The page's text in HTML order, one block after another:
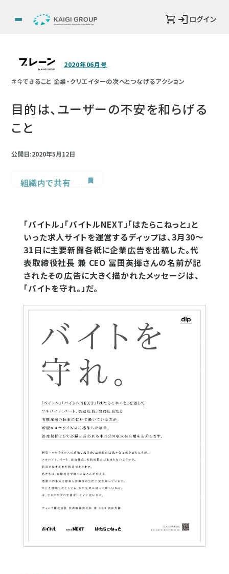
ログイン
2020年06月号
＃今できること 企業・クリエイターの次へとつなげるアクション
目的は、ユーザーの不安を和らげる
こと
公開日:2020年5月12日
組織内で共有
「バイトル」「バイトルNEXT」「はたらこねっと」と
いった求人サイトを運営するディップは、3月30～
31日に主要新聞各紙に企業広告を出稿した。代
表取締役社長 兼 CEO 冨田英揮さんの名前が記
されたその広告に大きく描かれたメッセージは、
「バイトを守れ。」だ。